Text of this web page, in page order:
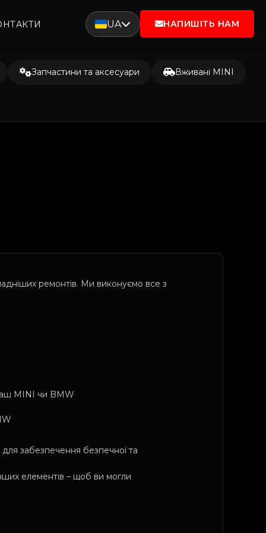
UA НАПИШІТЬ НАМ
Запчастини та аксесуари Вживані MINI
ремонтів. Ми виконуємо все з
MINI чи BMW
забезпечення безпечної та
елементів – щоб ви могли